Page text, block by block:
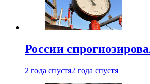
России
2 года спустя2 года спустя